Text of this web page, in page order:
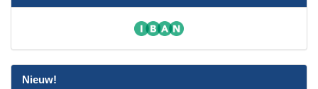
Nieuw!